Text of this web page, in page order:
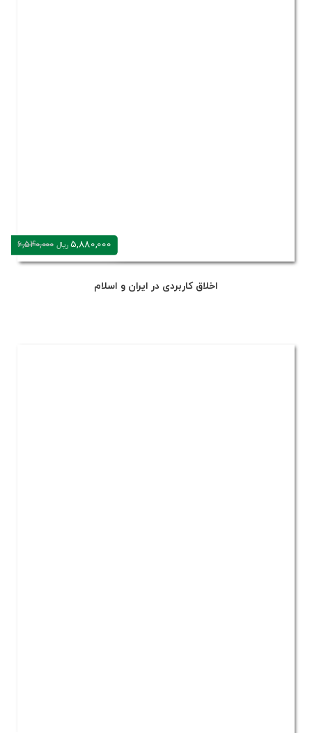
5,880,000ریال 6,540,000
اخلاق کاربردی در ایران و اسلام